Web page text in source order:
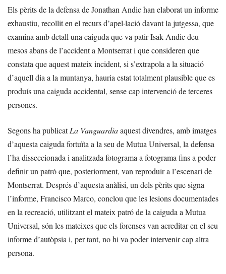
Els pèrits de la defensa de Jonathan Andic han elaborat un informe
exhaustiu, recollit en el recurs d’apel·lació davant la jutgessa, que
examina amb detall una caiguda que va patir Isak Andic deu
mesos abans de l’accident a Montserrat i que consideren que
constata que aquest mateix incident, si s’extrapola a la situació
d’aquell dia a la muntanya, hauria estat totalment plausible que es
produís una caiguda accidental, sense cap intervenció de terceres
persones.
Segons ha publicatLa Vanguardiaaquest divendres, amb imatges
d’aquesta caiguda fortuïta a la seu de Mutua Universal, la defensa
l’ha disseccionada i analitzada fotograma a fotograma fins a poder
definir un patró que, posteriorment, van reproduir a l’escenari de
Montserrat. Després d’aquesta anàlisi, un dels pèrits que signa
l’informe, Francisco Marco, conclou que les lesions documentades
en la recreació, utilitzant el mateix patró de la caiguda a Mutua
Universal, són les mateixes que els forenses van acreditar en el seu
informe d’autòpsia i, per tant, no hi va poder intervenir cap altra
persona.